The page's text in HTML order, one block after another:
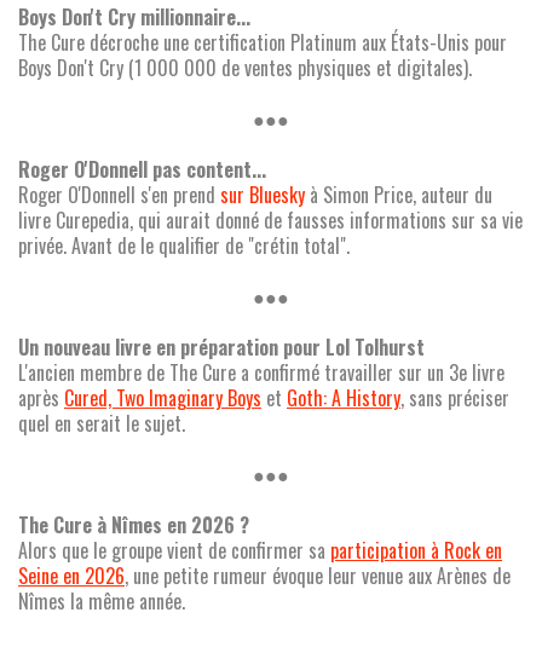
Boys Don't Cry millionnaire...
The Cure décroche une certification Platinum aux États-Unis pour
Boys Don't Cry (1 000 000 de ventes physiques et digitales).
●●●
Roger O'Donnell pas content...
Roger O'Donnell s'en prend sur Bluesky à Simon Price, auteur du
livre Curepedia, qui aurait donné de fausses informations sur sa vie
privée. Avant de le qualifier de "crétin total".
●●●
Un nouveau livre en préparation pour Lol Tolhurst
L'ancien membre de The Cure a confirmé travailler sur un 3e livre
après Cured, Two Imaginary Boys et Goth: A History, sans préciser
quel en serait le sujet.
●●●
The Cure à Nîmes en 2026 ?
Alors que le groupe vient de confirmer sa participation à Rock en
Seine en 2026, une petite rumeur évoque leur venue aux Arènes de
Nîmes la même année.